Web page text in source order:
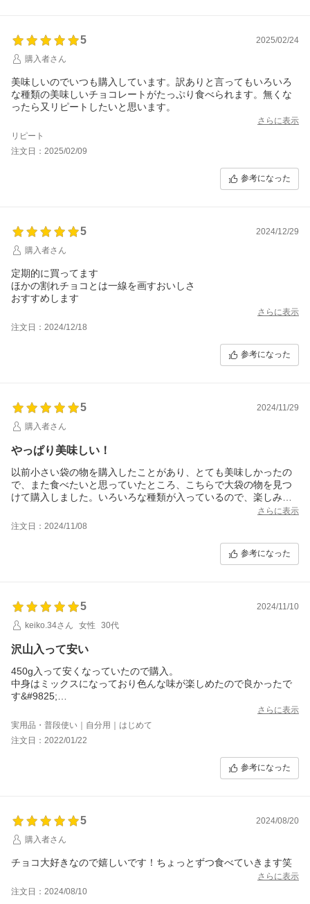
5
2025/02/24
購入者さん
美味しいのでいつも購入しています。訳ありと言ってもいろいろ
な種類の美味しいチョコレートがたっぷり食べられます。無くな
ったら又リピートしたいと思います。
さらに表示
リピート
注文日：2025/02/09
参考になった
5
2024/12/29
購入者さん
定期的に買ってます
ほかの割れチョコとは一線を画すおいしさ
おすすめします
さらに表示
注文日：2024/12/18
参考になった
5
2024/11/29
購入者さん
やっぱり美味しい！
以前小さい袋の物を購入したことがあり、とても美味しかったの
で、また食べたいと思っていたところ、こちらで大袋の物を見つ
けて購入しました。いろいろな種類が入っているので、楽しみな
さらに表示
注文日：2024/11/08
参考になった
5
2024/11/10
keiko.34さん
女性 30代
沢山入って安い
450g入って安くなっていたので購入。
中身はミックスになっており色んな味が楽しめたので良かったで
す&#9825;
ザクザクの好みのものに当たると嬉しく素敵なおやつタイムにな
りました！
さらに表示
実用品・普段使い｜自分用｜はじめて
注文日：2022/01/22
参考になった
5
2024/08/20
購入者さん
チョコ大好きなので嬉しいです！ちょっとずつ食べていきます笑
さらに表示
注文日：2024/08/10